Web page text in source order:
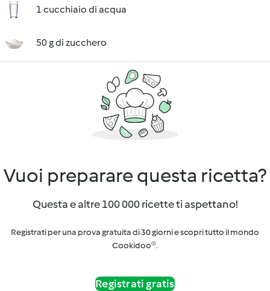
1 cucchiaio di acqua
50 g di zucchero
Vuoi preparare questa ricetta?
Questa e altre 100 000 ricette ti aspettano!
Registrati per una prova gratuita di 30 giorni e scopri tutto il mondo
Cookidoo®.
Registrati gratis